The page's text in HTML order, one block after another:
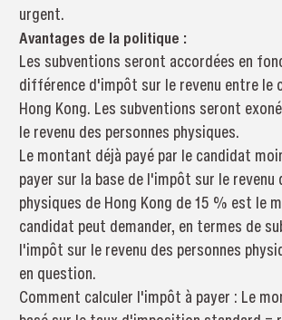
urgent.
Avantages de la politique :
Les subventions seront accordées en
différence d'impôt sur le revenu entre le
Hong Kong. Les subventions seront
le revenu des personnes physiques.
Le montant déjà payé par le candidat
payer sur la base de l'impôt sur le revenu
physiques de Hong Kong de 15 % est le
candidat peut demander, en termes de
l'impôt sur le revenu des personnes
en question.
Comment calculer l'impôt à payer : Le